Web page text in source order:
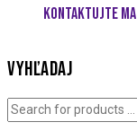
KONTAKTUJTE MA
VYHĽADAJ